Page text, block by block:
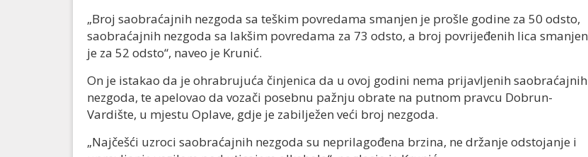
„Broj saobraćajnih nezgoda sa teškim povredama smanjen je prošle godine za 50 odsto,
saobraćajnih nezgoda sa lakšim povredama za 73 odsto, a broj povrijeđenih lica smanjen
je za 52 odsto“, naveo je Krunić.
On je istakao da je ohrabrujuća činjenica da u ovoj godini nema prijavljenih saobraćajnih
nezgoda, te apelovao da vozači posebnu pažnju obrate na putnom pravcu Dobrun-
Vardište, u mjestu Oplave, gdje je zabilježen veći broj nezgoda.
„Najčešći uzroci saobraćajnih nezgoda su neprilagođena brzina, ne držanje odstojanje i